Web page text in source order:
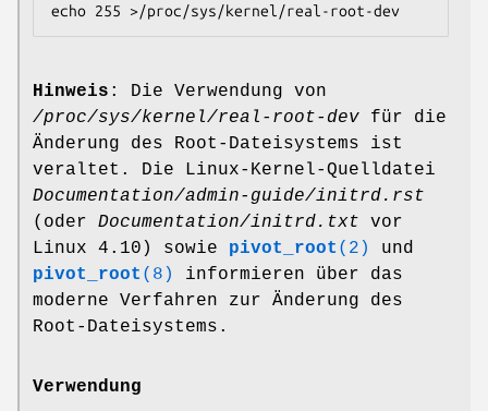
Hinweis : Die Verwendung von
/proc/sys/kernel/real-root-dev für die
Änderung des Root-Dateisystems ist
veraltet. Die Linux-Kernel-Quelldatei
Documentation/admin-guide/initrd.rst
(oder Documentation/initrd.txt vor
Linux 4.10) sowie pivot_root (2)
und
pivot_root (8)
informieren über das
moderne Verfahren zur Änderung des
Root-Dateisystems.
Verwendung